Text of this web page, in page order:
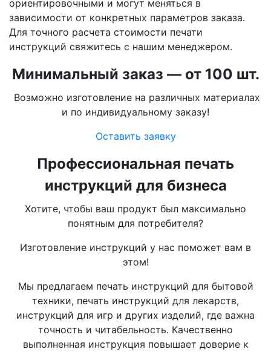
ориентировочными и могут меняться в
зависимости от конкретных параметров заказа.
Для точного расчета стоимости печати
инструкций свяжитесь с нашим менеджером.
Минимальный заказ — от 100 шт.
Возможно изготовление на различных материалах
и по индивидуальному заказу!
Оставить заявку
Профессиональная печать
инструкций для бизнеса
Хотите, чтобы ваш продукт был максимально
понятным для потребителя?
Изготовление инструкций у нас поможет вам в
этом!
Мы предлагаем печать инструкций для бытовой
техники, печать инструкций для лекарств,
инструкций для игр и других изделий, где важна
точность и читабельность. Качественно
выполненная инструкция повышает доверие к